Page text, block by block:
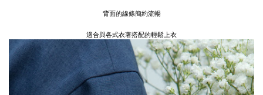
背面的線條簡約流暢
適合與各式衣著搭配的輕鬆上衣